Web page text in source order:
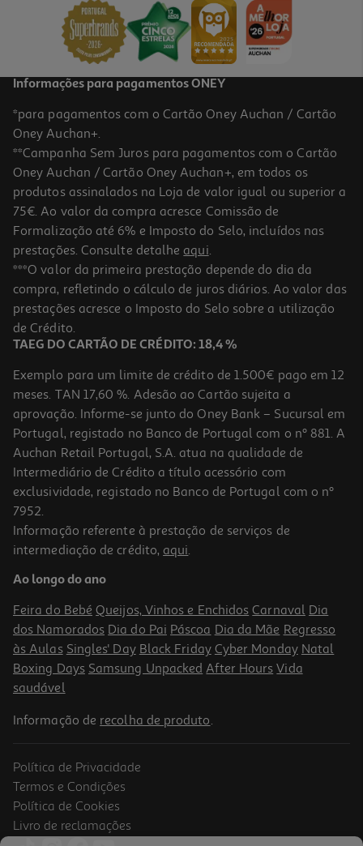
13,99 €
Verniz Unhas Essie Gel Couture 563 Nu
13.99 €/un
13,99 €
Verniz Essie Gel Couture 136 Nu
13.99 €/un
13,99 €
Informações para pagamentos ONEY
*para pagamentos com o Cartão Oney Auchan / Cartão
Oney Auchan+.
**Campanha Sem Juros para pagamentos com o Cartão
Oney Auchan / Cartão Oney Auchan+, em todos os
produtos assinalados na Loja de valor igual ou superior a
75€. Ao valor da compra acresce Comissão de
Formalização até 6% e Imposto do Selo, incluídos nas
prestações. Consulte detalhe aqui.
***O valor da primeira prestação depende do dia da
compra, refletindo o cálculo de juros diários. Ao valor das
prestações acresce o Imposto do Selo sobre a utilização
de Crédito.
TAEG DO CARTÃO DE CRÉDITO: 18,4 %
Exemplo para um limite de crédito de 1.500€ pago em 12
meses. TAN 17,60 %. Adesão ao Cartão sujeita a
aprovação. Informe-se junto do Oney Bank – Sucursal em
Portugal, registado no Banco de Portugal com o nº 881. A
Auchan Retail Portugal, S.A. atua na qualidade de
Intermediário de Crédito a título acessório com
exclusividade, registado no Banco de Portugal com o nº
7952.
Informação referente à prestação de serviços de
intermediação de crédito, aqui.
Ao longo do ano
Feira do Bebé Queijos, Vinhos e Enchidos Carnaval Dia
dos Namorados Dia do Pai Páscoa Dia da Mãe Regresso
às Aulas Singles' Day Black Friday Cyber Monday Natal
Boxing Days Samsung Unpacked After Hours Vida
saudável
Informação de recolha de produto.
Política de Privacidade
Termos e Condições
Política de Cookies
Livro de reclamações